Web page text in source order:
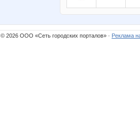
© 2026 ООО «Сеть городских порталов» · Реклама